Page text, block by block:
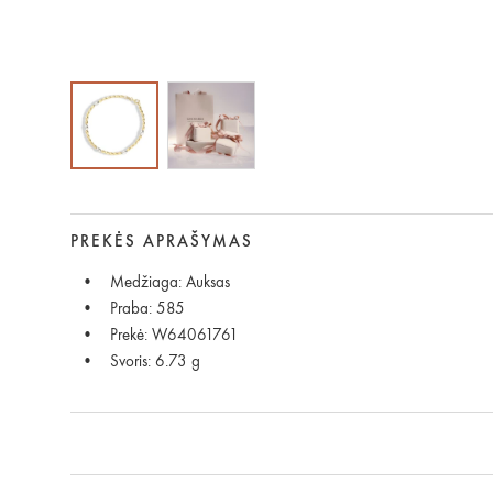
PREKĖS APRAŠYMAS
Medžiaga: Auksas
Praba: 585
Prekė: W64061761
Svoris: 6.73 g